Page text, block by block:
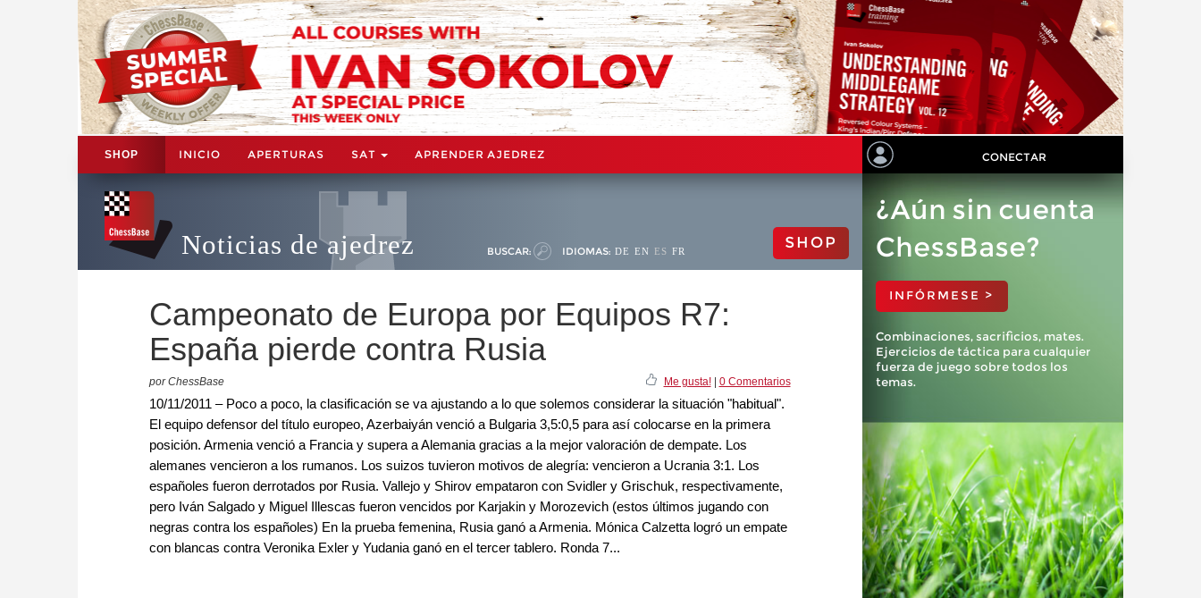
SHOP INICIO APERTURAS SAT APRENDER AJEDREZ CONECTAR
Noticias de ajedrez BUSCAR: IDIOMAS: DE EN ES FR SHOP
Campeonato de Europa por Equipos R7:
España pierde contra Rusia
por ChessBase Me gusta!| 0 Comentarios
10/11/2011 – Poco a poco, la clasificación se va ajustando a lo que solemos considerar la situación "habitual".
El equipo defensor del título europeo, Azerbaiyán venció a Bulgaria 3,5:0,5 para así colocarse en la primera
posición. Armenia venció a Francia y supera a Alemania gracias a la mejor valoración de dempate. Los
alemanes vencieron a los rumanos. Los suizos tuvieron motivos de alegría: vencieron a Ucrania 3:1. Los
españoles fueron derrotados por Rusia. Vallejo y Shirov empataron con Svidler y Grischuk, respectivamente,
pero Iván Salgado y Miguel Illescas fueron vencidos por Karjakin y Morozevich (estos últimos jugando con
negras contra los españoles) En la prueba femenina, Rusia ganó a Armenia. Mónica Calzetta logró un empate
con blancas contra Veronika Exler y Yudania ganó en el tercer tablero. Ronda 7...
¿Aún sin cuenta
ChessBase?
INFÓRMESE >
Combinaciones, sacrificios, mates.
Ejercicios de táctica para cualquier
fuerza de juego sobre todos los
temas.